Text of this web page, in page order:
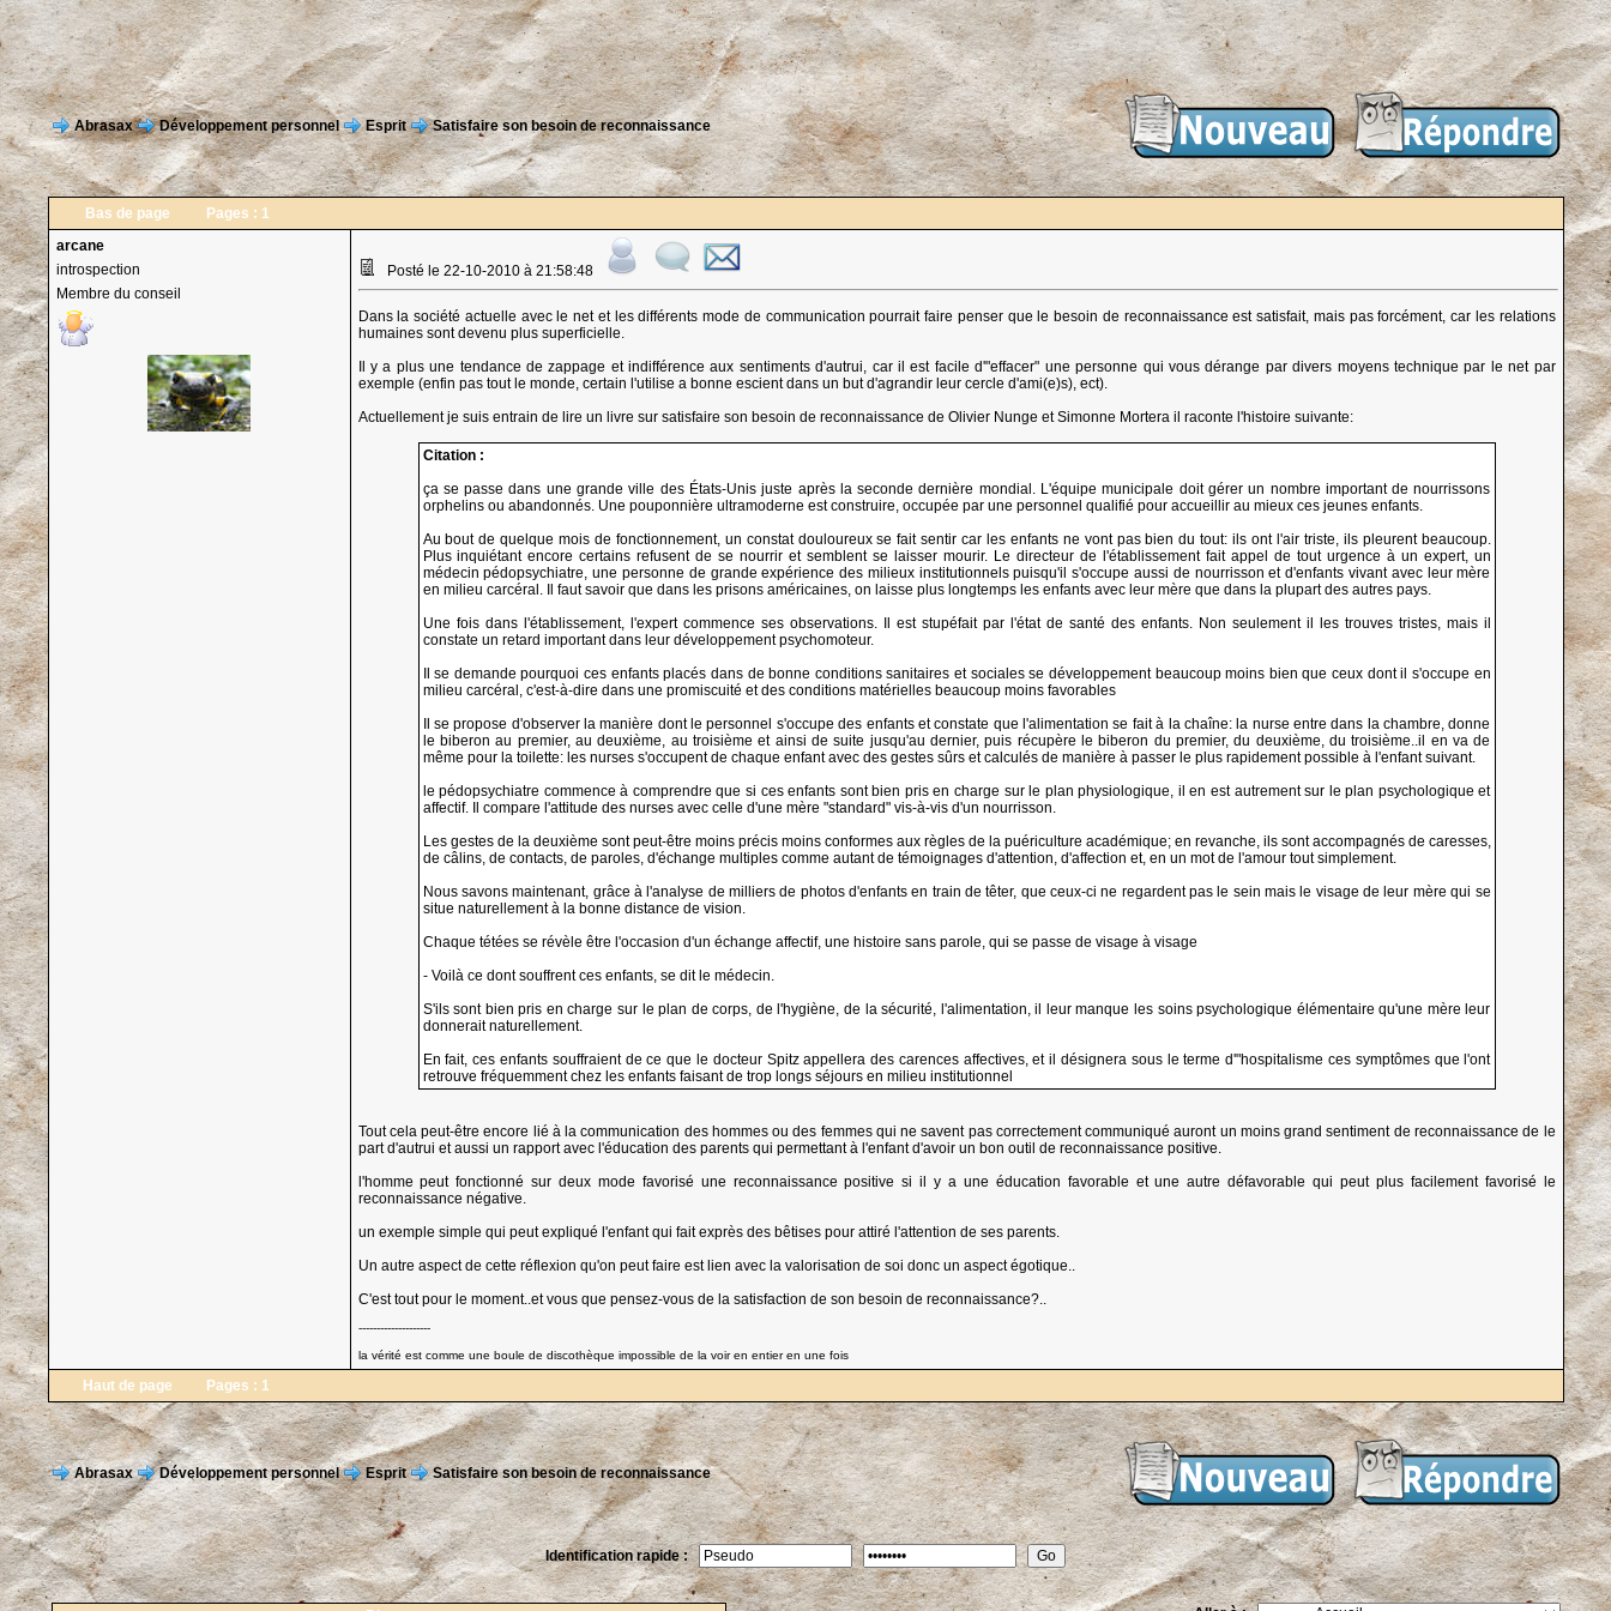
Abrasax Développement personnel Esprit Satisfaire son besoin de reconnaissance
Bas de page Pages : 1
arcane
introspection
Membre du conseil
Posté le 22-10-2010 à 21:58:48
Dans la société actuelle avec le net et les différents mode de communication pourrait faire penser que le besoin de reconnaissance est satisfait, mais pas forcément, car les relations
humaines sont devenu plus superficielle.
Il y a plus une tendance de zappage et indifférence aux sentiments d'autrui, car il est facile d'"effacer" une personne qui vous dérange par divers moyens technique par le net par
exemple (enfin pas tout le monde, certain l'utilise a bonne escient dans un but d'agrandir leur cercle d'ami(e)s), ect).
Actuellement je suis entrain de lire un livre sur satisfaire son besoin de reconnaissance de Olivier Nunge et Simonne Mortera il raconte l'histoire suivante:
Citation :
ça se passe dans une grande ville des États-Unis juste après la seconde dernière mondial. L'équipe municipale doit gérer un nombre important de nourrissons
orphelins ou abandonnés. Une pouponnière ultramoderne est construire, occupée par une personnel qualifié pour accueillir au mieux ces jeunes enfants.
Au bout de quelque mois de fonctionnement, un constat douloureux se fait sentir car les enfants ne vont pas bien du tout: ils ont l'air triste, ils pleurent beaucoup.
Plus inquiétant encore certains refusent de se nourrir et semblent se laisser mourir. Le directeur de l'établissement fait appel de tout urgence à un expert, un
médecin pédopsychiatre, une personne de grande expérience des milieux institutionnels puisqu'il s'occupe aussi de nourrisson et d'enfants vivant avec leur mère
en milieu carcéral. Il faut savoir que dans les prisons américaines, on laisse plus longtemps les enfants avec leur mère que dans la plupart des autres pays.
Une fois dans l'établissement, l'expert commence ses observations. Il est stupéfait par l'état de santé des enfants. Non seulement il les trouves tristes, mais il
constate un retard important dans leur développement psychomoteur.
Il se demande pourquoi ces enfants placés dans de bonne conditions sanitaires et sociales se développement beaucoup moins bien que ceux dont il s'occupe en
milieu carcéral, c'est-à-dire dans une promiscuité et des conditions matérielles beaucoup moins favorables
Il se propose d'observer la manière dont le personnel s'occupe des enfants et constate que l'alimentation se fait à la chaîne: la nurse entre dans la chambre, donne
le biberon au premier, au deuxième, au troisième et ainsi de suite jusqu'au dernier, puis récupère le biberon du premier, du deuxième, du troisième..il en va de
même pour la toilette: les nurses s'occupent de chaque enfant avec des gestes sûrs et calculés de manière à passer le plus rapidement possible à l'enfant suivant.
le pédopsychiatre commence à comprendre que si ces enfants sont bien pris en charge sur le plan physiologique, il en est autrement sur le plan psychologique et
affectif. Il compare l'attitude des nurses avec celle d'une mère "standard" vis-à-vis d'un nourrisson.
Les gestes de la deuxième sont peut-être moins précis moins conformes aux règles de la puériculture académique; en revanche, ils sont accompagnés de caresses,
de câlins, de contacts, de paroles, d'échange multiples comme autant de témoignages d'attention, d'affection et, en un mot de l'amour tout simplement.
Nous savons maintenant, grâce à l'analyse de milliers de photos d'enfants en train de têter, que ceux-ci ne regardent pas le sein mais le visage de leur mère qui se
situe naturellement à la bonne distance de vision.
Chaque tétées se révèle être l'occasion d'un échange affectif, une histoire sans parole, qui se passe de visage à visage
- Voilà ce dont souffrent ces enfants, se dit le médecin.
S'ils sont bien pris en charge sur le plan de corps, de l'hygiène, de la sécurité, l'alimentation, il leur manque les soins psychologique élémentaire qu'une mère leur
donnerait naturellement.
En fait, ces enfants souffraient de ce que le docteur Spitz appellera des carences affectives, et il désignera sous le terme d'"hospitalisme ces symptômes que l'ont
retrouve fréquemment chez les enfants faisant de trop longs séjours en milieu institutionnel
Tout cela peut-être encore lié à la communication des hommes ou des femmes qui ne savent pas correctement communiqué auront un moins grand sentiment de reconnaissance de le
part d'autrui et aussi un rapport avec l'éducation des parents qui permettant à l'enfant d'avoir un bon outil de reconnaissance positive.
l'homme peut fonctionné sur deux mode favorisé une reconnaissance positive si il y a une éducation favorable et une autre défavorable qui peut plus facilement favorisé le
reconnaissance négative.
un exemple simple qui peut expliqué l'enfant qui fait exprès des bêtises pour attiré l'attention de ses parents.
Un autre aspect de cette réflexion qu'on peut faire est lien avec la valorisation de soi donc un aspect égotique..
C'est tout pour le moment..et vous que pensez-vous de la satisfaction de son besoin de reconnaissance?..
--------------------
la vérité est comme une boule de discothèque impossible de la voir en entier en une fois
Haut de page Pages : 1
Abrasax Développement personnel Esprit Satisfaire son besoin de reconnaissance
Identification rapide :